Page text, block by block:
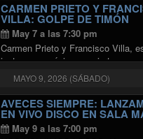
CARMEN PRIETO Y
VILLA: GOLPE DE TIMÓN
May 7 a las 7:30 pm
Carmen Prieto y Francisco Villa,
juntos en un único concierto
tanto canciones del repertorio
latinoamericano, como las que
cultiva y desarrolla por separado.
amigos y colegas desde hace 35
Continuar leyendo"CARMEN
MAYO 9, 2026 (SÁBADO)
AVECES SIEMPRE:
EN VIVO DISCO EN SALA
May 9 a las 7:00 pm